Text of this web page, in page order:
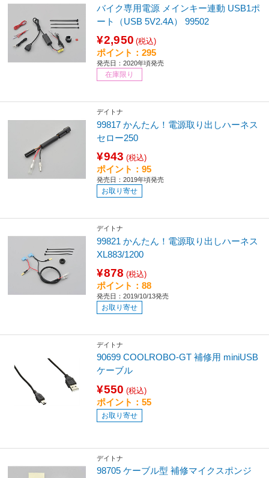
バイク専用電源 メインキー連動 USB1ポ
ート（USB 5V2.4A） 99502
¥2,950 (税込)
ポイント：295
発売日：2020年頃発売
在庫限り
デイトナ
99817 かんたん！電源取り出しハーネス
セロー250
¥943 (税込)
ポイント：95
発売日：2019年頃発売
お取り寄せ
デイトナ
99821 かんたん！電源取り出しハーネス
XL883/1200
¥878 (税込)
ポイント：88
発売日：2019/10/13発売
お取り寄せ
デイトナ
90699 COOLROBO-GT 補修用 miniUSB
ケーブル
¥550 (税込)
ポイント：55
お取り寄せ
デイトナ
98705 ケーブル型 補修マイクスポンジ